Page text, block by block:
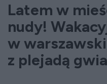
Latem w
nudy!
w
z plejadą